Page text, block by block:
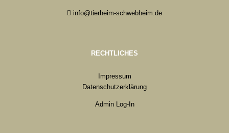
info@tierheim-schwebheim.de
RECHTLICHES
Impressum
Datenschutzerklärung
Admin Log-In